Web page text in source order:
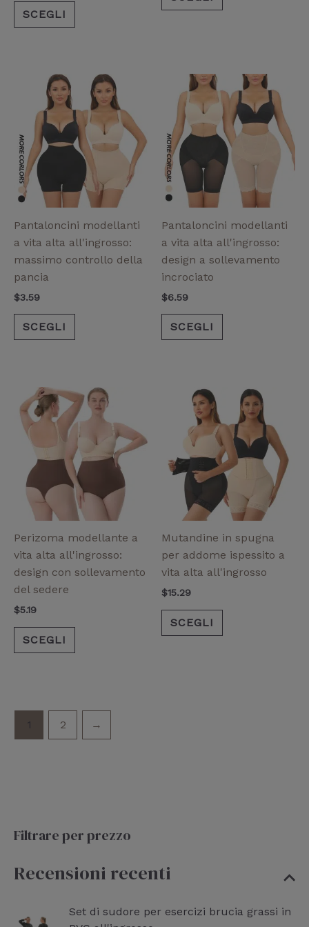
Filtrare per prezzo
Recensioni recenti
Set di sudore per esercizi brucia grassi in
SCEGLI
Pantaloncini modellanti
a vita alta all'ingrosso:
massimo controllo della
pancia
$3.59
SCEGLI
Questo
prodotto
ha
più
varianti.
Le
opzioni
possono
essere
scelte
nella
Pantaloncini modellanti
a vita alta all'ingrosso:
design a sollevamento
incrociato
$6.59
SCEGLI
Questo
prodotto
ha
più
varianti.
Le
opzioni
possono
essere
scelte
nella
Perizoma modellante a
vita alta all'ingrosso:
design con sollevamento
del sedere
$5.19
SCEGLI
Questo
prodotto
più
varianti.
Le
opzioni
possono
essere
scelte
nella
Mutandine in spugna
per addome ispessito a
vita alta all'ingrosso
$15.29
SCEGLI
Questo
prodotto
ha
più
varianti.
Le
opzioni
possono
essere
scelte
nella
1 2 →